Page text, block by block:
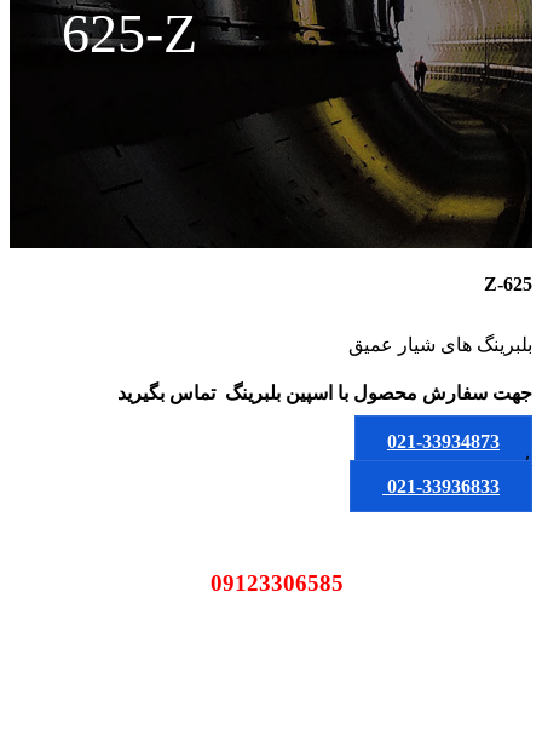
625-Z
625-Z
بلبرینگ های شیار عمیق
جهت سفارش محصول با اسپین بلبرینگ تماس بگیرید
021-33934873
یا
021-33936833